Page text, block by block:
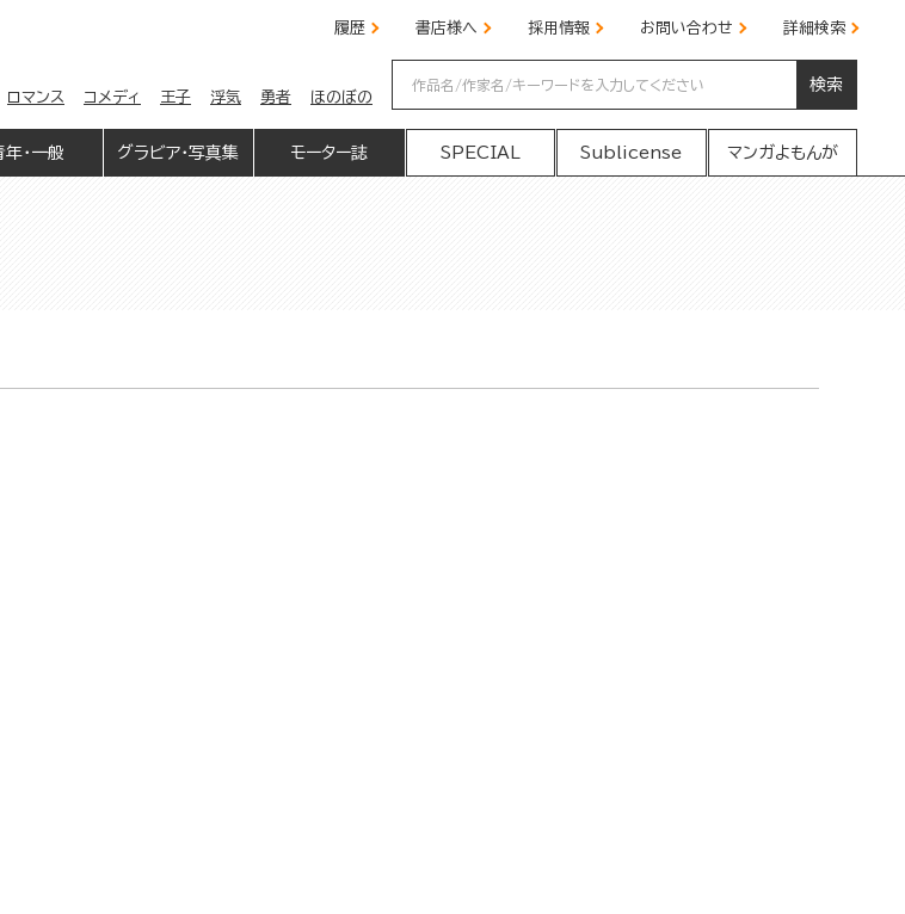
履歴 書店様へ 採用情報 お問い合わせ 詳細検索
ロマンス コメディ 王子 浮気 勇者 ほのぼの
検索
年・一般 グラビア・写真集 モーター誌 SPECIAL Sublicense マンガよもんが